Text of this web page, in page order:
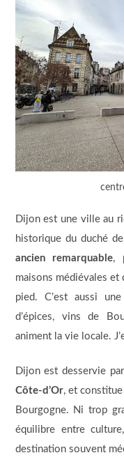
Dijon est une ville au
historique du duché
ancien remarquable,
maisons médiévales et
pied. C’est aussi une
d’épices, vins de
animent la vie locale.
Dijon est desservie
Côte-d’Or, et
Bourgogne. Ni trop
équilibre entre
destination souvent